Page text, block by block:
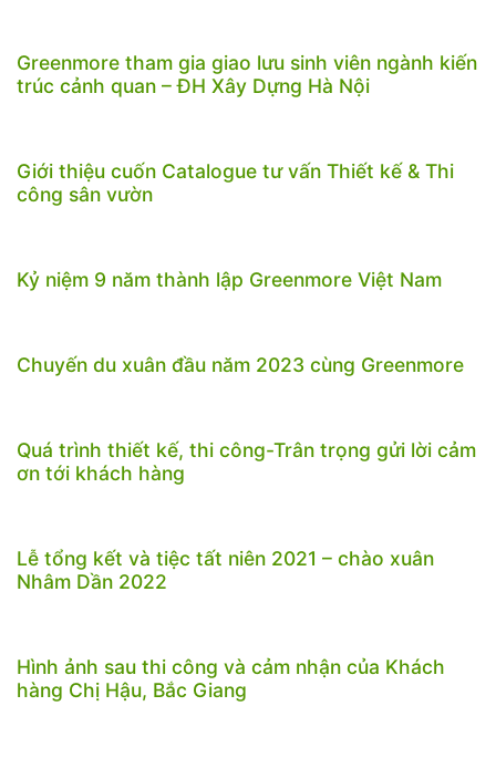
Greenmore tham gia giao lưu sinh viên ngành kiến
trúc cảnh quan – ĐH Xây Dựng Hà Nội
Giới thiệu cuốn Catalogue tư vấn Thiết kế & Thi
công sân vườn
Kỷ niệm 9 năm thành lập Greenmore Việt Nam
Chuyến du xuân đầu năm 2023 cùng Greenmore
Quá trình thiết kế, thi công-Trân trọng gửi lời cảm
ơn tới khách hàng
Lễ tổng kết và tiệc tất niên 2021 – chào xuân
Nhâm Dần 2022
Hình ảnh sau thi công và cảm nhận của Khách
hàng Chị Hậu, Bắc Giang